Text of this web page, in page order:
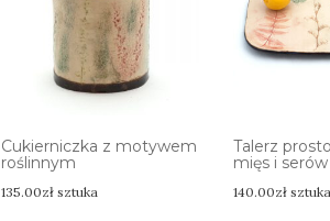
Cukierniczka z motywem
roślinnym
135.00zł sztuka
Talerz
mięs i serów
140.00zł sztuka